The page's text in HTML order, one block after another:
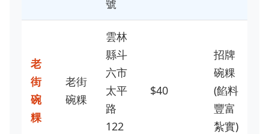
號
老
街
碗
粿
老街
碗粿
雲林
縣斗
六市
太平
路
122
$40
招牌
碗粿
(餡料
豐富
紮實)